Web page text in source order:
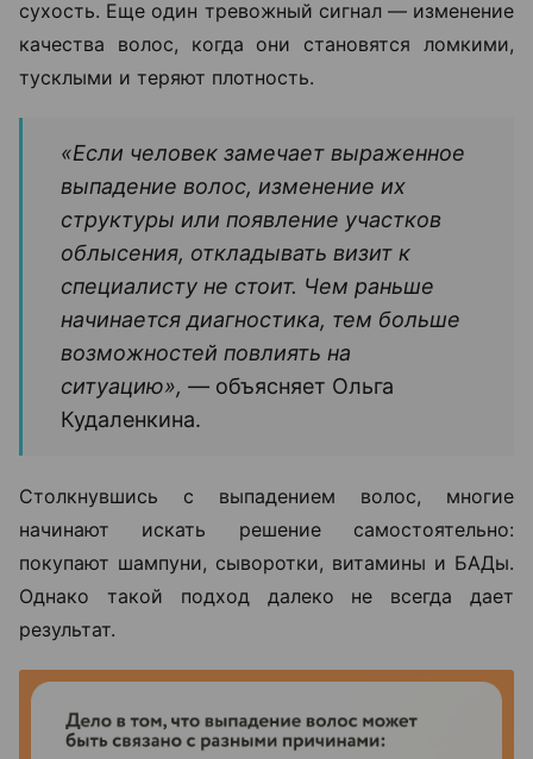
сухость. Еще один тревожный сигнал — изменение
качества волос, когда они становятся ломкими,
тусклыми и теряют плотность.
«Если человек замечает выраженное
выпадение волос, изменение их
структуры или появление участков
облысения, откладывать визит к
специалисту не стоит. Чем раньше
начинается диагностика, тем больше
возможностей повлиять на
ситуацию», — объясняет Ольга
Кудаленкина.
Столкнувшись с выпадением волос, многие
начинают искать решение самостоятельно:
покупают шампуни, сыворотки, витамины и БАДы.
Однако такой подход далеко не всегда дает
результат.